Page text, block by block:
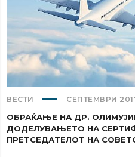
ВЕСТИ СЕПТЕМВРИ
ОБРАЌАЊЕ НА ДР.
ДОДЕЛУВАЊЕТО НА
ПРЕТСЕДАТЕЛОТ НА